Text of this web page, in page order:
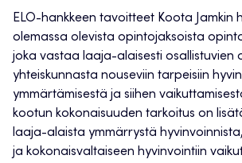
ELO-hankkeen tavoitteet Koota Jamkin
olemassa olevista opintojaksoista
joka vastaa laaja-alaisesti osallistuvien
yhteiskunnasta nouseviin tarpeisiin
ymmärtämisestä ja siihen
kootun kokonaisuuden tarkoitus on
laaja-alaista ymmärrystä
ja kokonaisvaltaiseen hyvinvointiin